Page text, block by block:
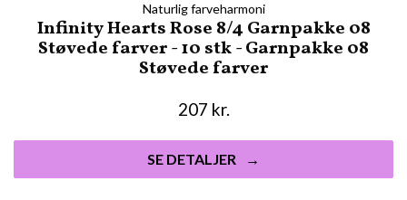
Naturlig farveharmoni
Infinity Hearts Rose 8/4 Garnpakke 08
Støvede farver - 10 stk - Garnpakke 08
Støvede farver
207 kr.
SE DETALJER